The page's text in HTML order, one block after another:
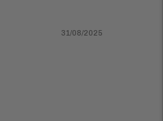
31/08/2025